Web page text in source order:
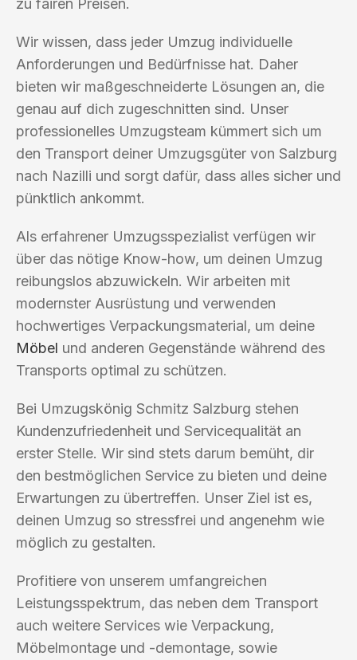
zu fairen Preisen.
Wir wissen, dass jeder Umzug individuelle
Anforderungen und Bedürfnisse hat. Daher
bieten wir maßgeschneiderte Lösungen an, die
genau auf dich zugeschnitten sind. Unser
professionelles Umzugsteam kümmert sich um
den Transport deiner Umzugsgüter von Salzburg
nach Nazilli und sorgt dafür, dass alles sicher und
pünktlich ankommt.
Als erfahrener Umzugsspezialist verfügen wir
über das nötige Know-how, um deinen Umzug
reibungslos abzuwickeln. Wir arbeiten mit
modernster Ausrüstung und verwenden
hochwertiges Verpackungsmaterial, um deine
Möbel und anderen Gegenstände während des
Transports optimal zu schützen.
Bei Umzugskönig Schmitz Salzburg stehen
Kundenzufriedenheit und Servicequalität an
erster Stelle. Wir sind stets darum bemüht, dir
den bestmöglichen Service zu bieten und deine
Erwartungen zu übertreffen. Unser Ziel ist es,
deinen Umzug so stressfrei und angenehm wie
möglich zu gestalten.
Profitiere von unserem umfangreichen
Leistungsspektrum, das neben dem Transport
auch weitere Services wie Verpackung,
Möbelmontage und -demontage, sowie